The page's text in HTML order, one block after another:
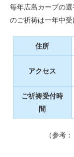
毎年広島カープの
のご祈祷は一年中受
住所
アクセス
ご祈祷受付時
間
（参考